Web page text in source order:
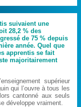
suivaient une
28,2 % des
de 75 % depuis
année. Quel que
apprentis se fait
majoritairement
supérieur
qui l’ouvre à tous les
cantonné aux seuls
développe vraiment.